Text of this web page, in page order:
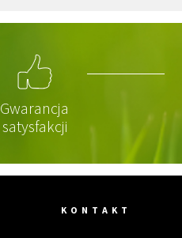
Gwarancja
satysfakcji
KONTAKT